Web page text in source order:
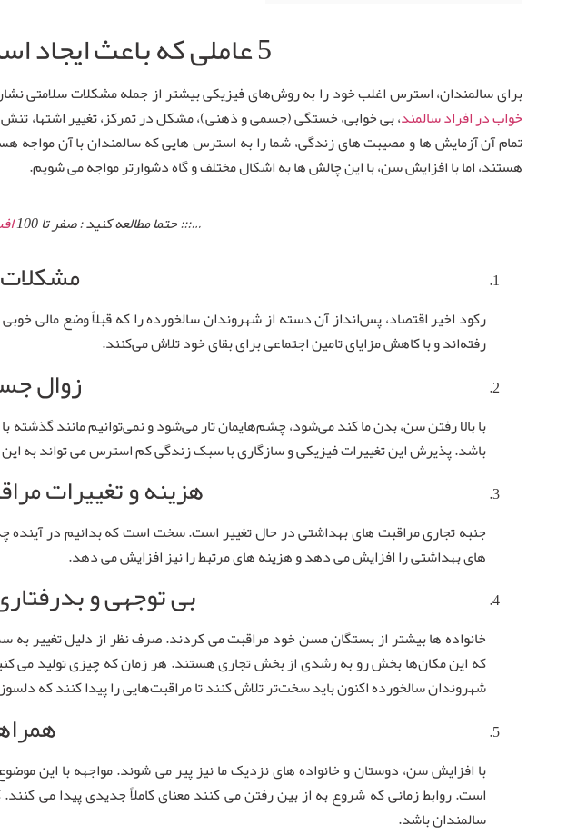
5 عاملی که باعث ایجاد استرس در سالمندان:
برای سالمندان، استرس اغلب خود را به روش‌های فیزیکی بیشتر از جمله مشکلات سلامتی
خواب در افراد سالمند، بی خوابی، خستگی (جسمی و ذهنی)، مشکل در تمرکز، تغییر اشتها،
تمام آن آزمایش ها و مصیبت های زندگی، شما را به استرس هایی که سالمندان با آن
هستند، اما با افزایش سن، با این چالش ها به اشکال مختلف و گاه دشوارتر مواجه می شویم.
…::: حتما مطالعه کنید : صفر تا 100
رکود اخیر اقتصاد، پس‌انداز آن دسته از شهروندان سالخورده را که قبلاً وضع مالی
رفته‌اند و با کاهش مزایای تامین اجتماعی برای بقای خود تلاش می‌کنند.
زوال
با بالا رفتن سن، بدن ما کند می‌شود، چشم‌هایمان تار می‌شود و نمی‌توانیم مانند
باشد. پذیرش این تغییرات فیزیکی و سازگاری با سبک زندگی کم استرس می تواند به
هزینه و تغییرات
جنبه تجاری مراقبت های بهداشتی در حال تغییر است. سخت است که بدانیم در
های بهداشتی را افزایش می دهد و هزینه های مرتبط را نیز افزایش می دهد.
بی توجهی و
خانواده ها بیشتر از بستگان مسن خود مراقبت می کردند. صرف نظر از دلیل تغییر به
که این مکان‌ها بخش رو به رشدی از بخش تجاری هستند. هر زمان که چیزی تولید می
شهروندان سالخورده اکنون باید سخت‌تر تلاش کنند تا مراقبت‌هایی را پیدا کنند که
با افزایش سن، دوستان و خانواده های نزدیک ما نیز پیر می شوند. مواجهه با این
است. روابط زمانی که شروع به از بین رفتن می کنند معنای کاملاً جدیدی پیدا می
سالمندان باشد.